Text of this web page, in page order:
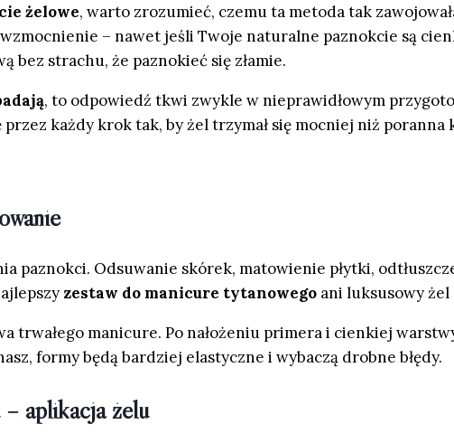
żelowe, warto zrozumieć, czemu ta metoda tak
– nawet jeśli Twoje naturalne paznokcie są
bez strachu, że paznokieć się złamie.
, to odpowiedź tkwi zwykle w nieprawidłowym
każdy krok tak, by żel trzymał się mocniej niż poranna
paznokci. Odsuwanie skórek, matowienie płytki,
zestaw do manicure tytanowego ani luksusowy
trwałego manicure. Po nałożeniu primera i cienkiej
formy będą bardziej elastyczne i wybaczą drobne błędy.
aplikacja żelu